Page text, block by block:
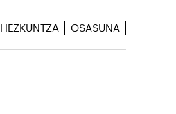
HEZKUNTZA OSASUNA